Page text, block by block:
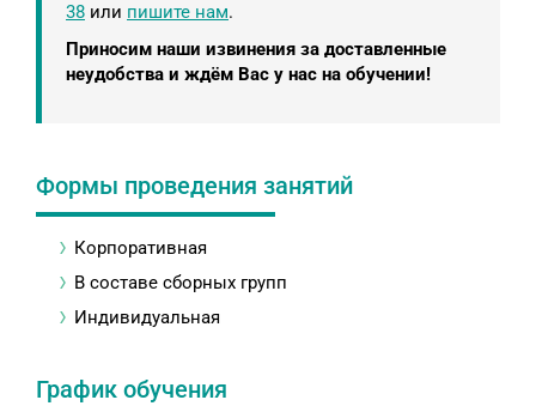
38 или пишите нам.
Приносим наши извинения за доставленные
неудобства и ждём Вас у нас на обучении!
Формы проведения занятий
Корпоративная
В составе сборных групп
Индивидуальная
График обучения